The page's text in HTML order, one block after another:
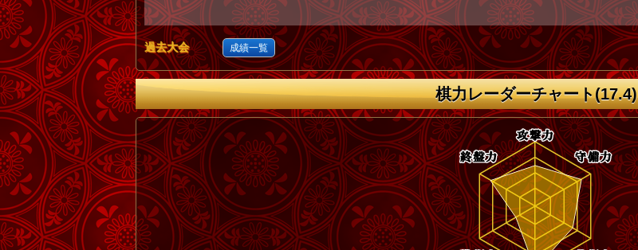
過去大会 成績一覧
棋力レーダーチャート(17.4)